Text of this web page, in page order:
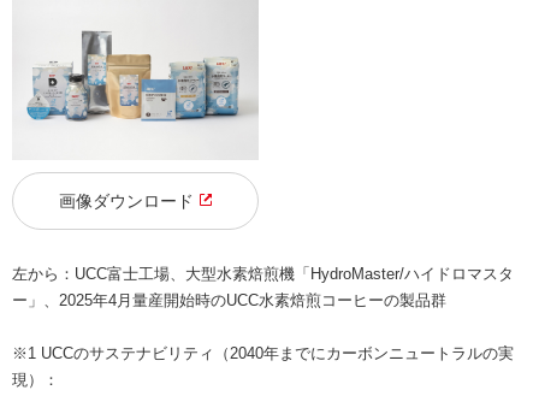
画像ダウンロード
左から：UCC富士工場、大型水素焙煎機「HydroMaster/ハイドロマスタ
ー」、2025年4月量産開始時のUCC水素焙煎コーヒーの製品群
※1 UCCのサステナビリティ（2040年までにカーボンニュートラルの実
現）：